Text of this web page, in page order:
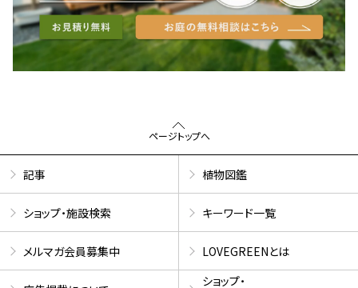
ページトップへ
記事 植物図鑑
ショップ・施設検索 キーワード一覧
メルマガ会員募集中 LOVEGREENとは
ショップ・